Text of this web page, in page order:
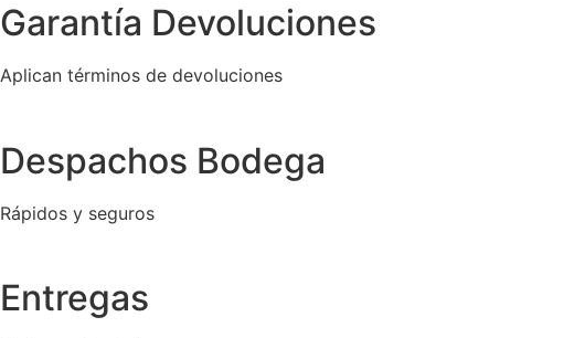
Garantía Devoluciones
Aplican términos de devoluciones
Despachos Bodega
Rápidos y seguros
Entregas